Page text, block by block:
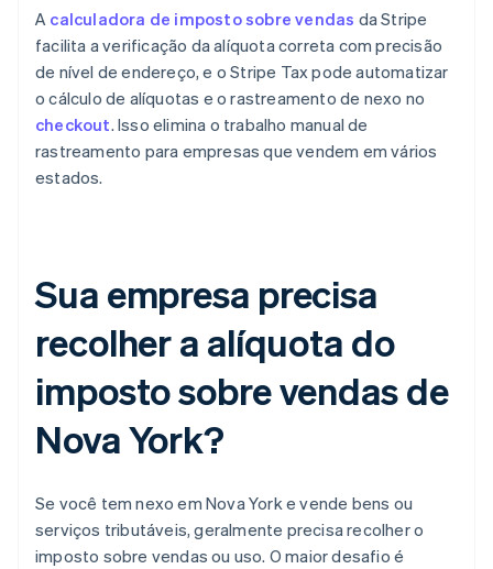
A calculadora de imposto sobre vendas da Stripe
facilita a verificação da alíquota correta com precisão
de nível de endereço, e o Stripe Tax pode automatizar
o cálculo de alíquotas e o rastreamento de nexo no
checkout. Isso elimina o trabalho manual de
rastreamento para empresas que vendem em vários
estados.
Sua empresa precisa
recolher a alíquota do
imposto sobre vendas de
Nova York?
Se você tem nexo em Nova York e vende bens ou
serviços tributáveis, geralmente precisa recolher o
imposto sobre vendas ou uso. O maior desafio é